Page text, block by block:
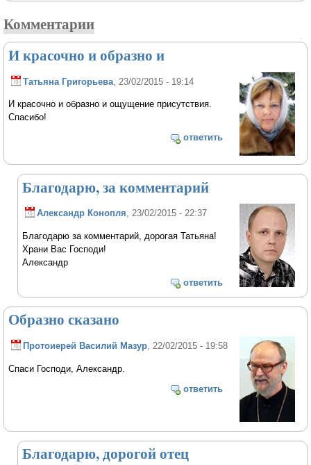
Комментарии
И красочно и образно и
Татьяна Григорьева , 23/02/2015 - 19:14
И красочно и образно и ощущение присутствия.
Спасибо!
ответить
Благодарю, за комментарий
Александр Конопля, 23/02/2015 - 22:37
Благодарю за комментарий, дорогая Татьяна!
Храни Вас Господи!
Александр
ответить
Образно сказано
Протоиерей Василий Мазур, 22/02/2015 - 19:58
Спаси Господи, Александр.
ответить
Благодарю, дорогой отец